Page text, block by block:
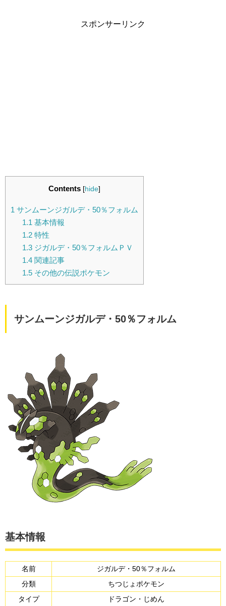
スポンサーリンク
Contents [hide]
1 サンムーンジガルデ・50％フォルム
1.1 基本情報
1.2特性
1.3ジガルデ・50％フォルムＰＶ
1.4関連記事
1.5その他の伝説ポケモン
サンムーンジガルデ・50％フォルム
基本情報
名前
ジガルデ・50％フォルム
分類
ちつじょポケモン
タイプ
ドラゴン・じめん